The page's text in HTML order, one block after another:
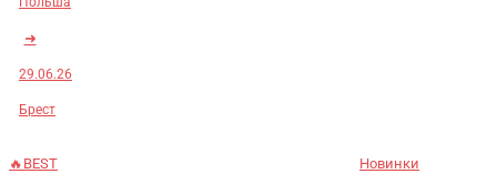
➜
29.06.26
Брест
🔥BEST Новинки